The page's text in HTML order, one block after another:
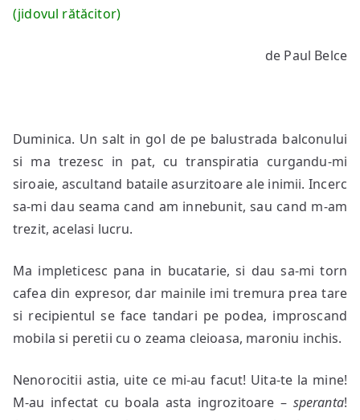
of
(jidovul rătăcitor)
de Paul Belce
Duminica. Un salt in gol de pe balustrada balconului
si ma trezesc in pat, cu transpiratia curgandu-mi
siroaie, ascultand bataile asurzitoare ale inimii. Incerc
sa-mi dau seama cand am innebunit, sau cand m-am
trezit, acelasi lucru.
Ma impleticesc pana in bucatarie, si dau sa-mi torn
cafea din expresor, dar mainile imi tremura prea tare
si recipientul se face tandari pe podea, improscand
mobila si peretii cu o zeama cleioasa, maroniu inchis.
Nenorocitii astia, uite ce mi-au facut! Uita-te la mine!
M-au infectat cu boala asta ingrozitoare – speranta!